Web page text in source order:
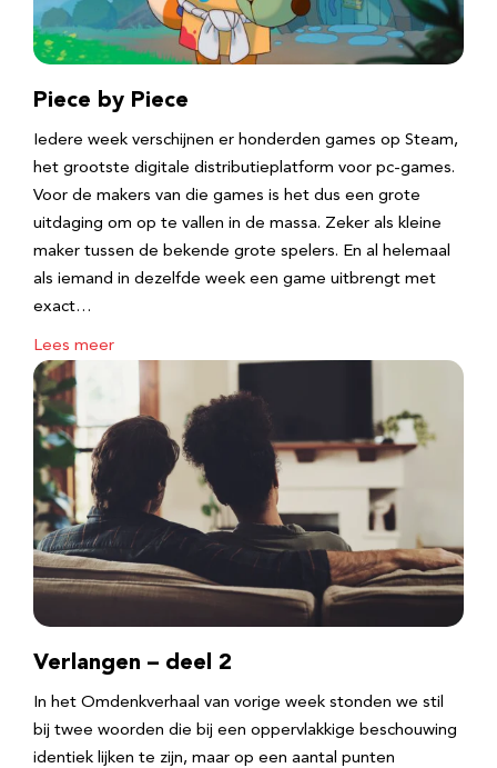
Piece by Piece
Iedere week verschijnen er honderden games op Steam,
het grootste digitale distributieplatform voor pc-games.
Voor de makers van die games is het dus een grote
uitdaging om op te vallen in de massa. Zeker als kleine
maker tussen de bekende grote spelers. En al helemaal
als iemand in dezelfde week een game uitbrengt met
exact…
Lees meer
Verlangen – deel 2
In het Omdenkverhaal van vorige week stonden we stil
bij twee woorden die bij een oppervlakkige beschouwing
identiek lijken te zijn, maar op een aantal punten